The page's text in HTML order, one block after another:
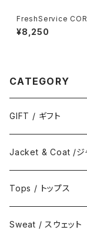
FreshService
PRINTED S/S TEE
CH”
¥8,250
CATEGORY
GIFT / ギフト
Jacket & Coat /ジ
Jacket / ジャケット
Coat / コート
Tops / トップス
Shirts / シャツ
Sweat / スウェット